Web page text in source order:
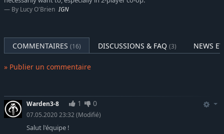
By Lucy O'Brien IGN
COMMENTAIRES (16) DISCUSSIONS & FAQ (3) NEWS
» Publier un commentaire
Warden3-8 1 0
07.05.2020 23:32 (Modifié)
Salut l'équipe !